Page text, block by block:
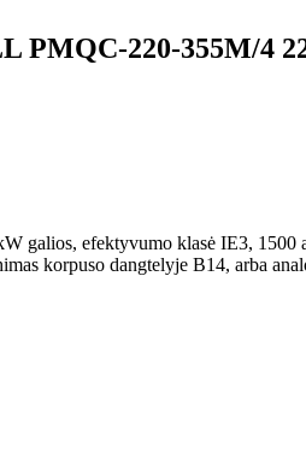
220-355M/4
efektyvumo klasė IE3, 1500
korpuso dangtelyje B14, arba